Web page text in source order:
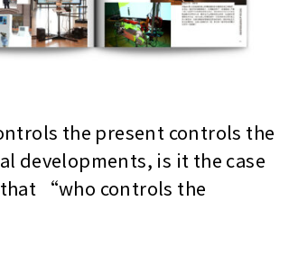
the present controls the
developments, is it the case
“who controls the